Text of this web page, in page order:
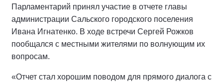
Парламентарий принял участие в отчете главы
администрации Сальского городского поселения
Ивана Игнатенко. В ходе встречи Сергей Рожков
пообщался с местными жителями по волнующим их
вопросам.
«Отчет стал хорошим поводом для прямого диалога с